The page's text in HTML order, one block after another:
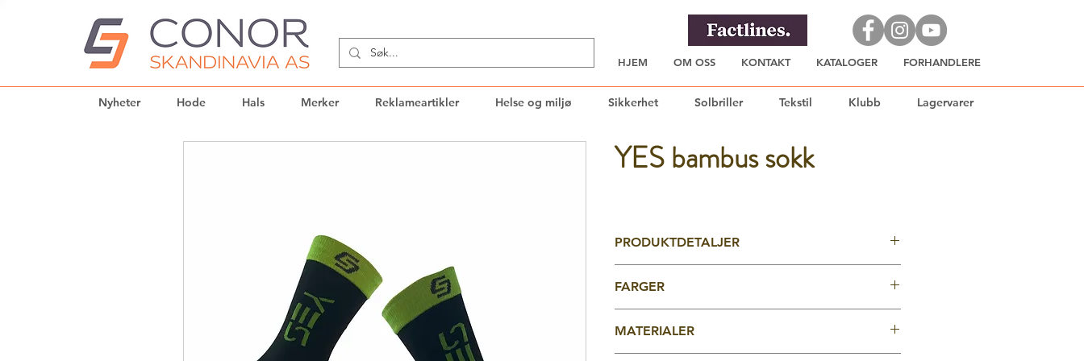
HJEM OM OSS KONTAKT KATALOGER FORHANDLERE
Nyheter Hode Hals Merker Reklameartikler Helse og miljø Sikkerhet Solbriller Tekstil Klubb Lagervarer
YES bambus sokk
PRODUKTDETALJER
Finstrikkede sokker i bambus.
76% bambus, 20% polyester og 4% spandex
Størrelser: Fullflex Onesize
Materialet er hurtigtørkende og har god
FARGER
MATERIALER